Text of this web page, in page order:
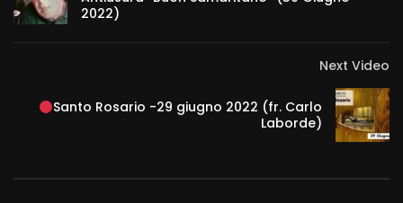
2022)
Next Video
Santo Rosario -29 giugno 2022 (fr. Carlo
Laborde)